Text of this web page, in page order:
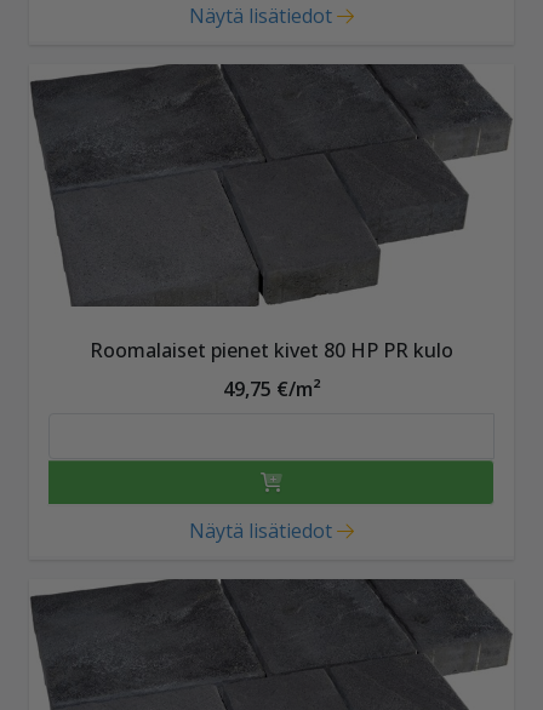
Näytä lisätiedot
Roomalaiset pienet kivet 80 HP PR kulo
49,75 €/m²
Näytä lisätiedot